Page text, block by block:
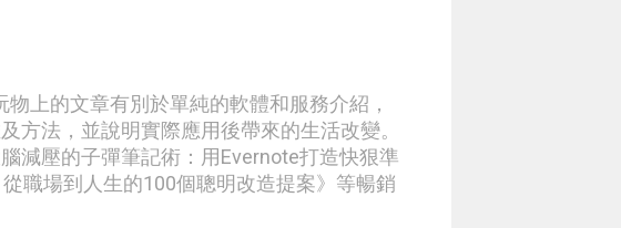
上的文章有別於單純的軟體和服務介紹，
方法，並說明實際應用後帶來的生活改變。
減壓的子彈筆記術：用Evernote打造快狠準
職場到人生的100個聰明改造提案》等暢銷